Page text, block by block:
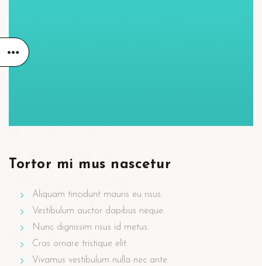
Tortor mi mus nascetur
Aliquam tincidunt mauris eu risus.
Vestibulum auctor dapibus neque.
Nunc dignissim risus id metus.
Cras ornare tristique elit.
Vivamus vestibulum nulla nec ante.